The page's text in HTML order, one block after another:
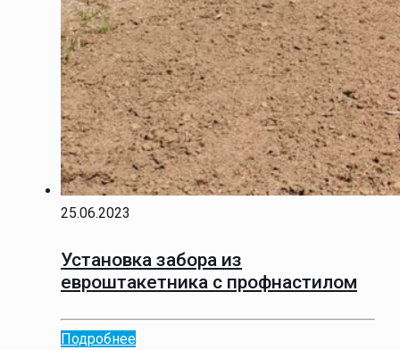
25.06.2023
Установка забора из
евроштакетника с профнастилом
Подробнее